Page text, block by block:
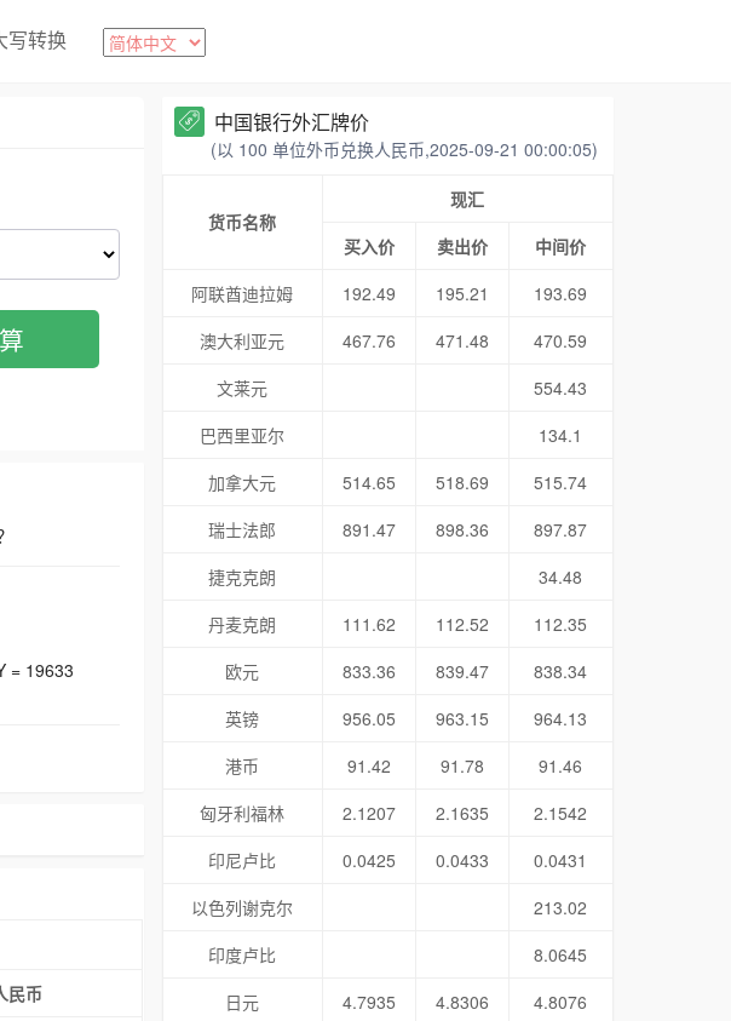
写转换
= 19633
民币
中国银行外汇牌价
(以 100 单位外币兑换人民币,2025-09-21 00:00:05)
货币名称
现汇
买入价
卖出价
中间价
阿联酋迪拉姆
192.49 195.21
193.69
澳大利亚元
467.76 471.48
470.59
文莱元
554.43
巴西里亚尔
134.1
加拿大元
514.65 518.69
515.74
瑞士法郎
891.47 898.36
897.87
捷克克朗
34.48
丹麦克朗
111.62 112.52
112.35
欧元
833.36 839.47
838.34
英镑
956.05 963.15
964.13
港币
91.42 91.78
91.46
匈牙利福林
2.1207 2.1635
2.1542
印尼卢比
0.0425 0.0433
0.0431
以色列谢克尔
213.02
印度卢比
8.0645
日元
4.7935 4.8306
4.8076